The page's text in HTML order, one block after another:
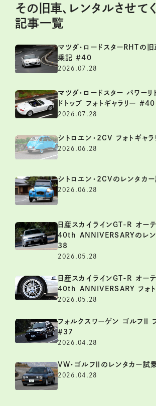
その旧車、レンタルさせて
記事一覧
マツダ・ロードスターRHTの
乗記 ＃40
2026.07.28
マツダ・ロードスター パワーリ
ドトップ フォトギャラリー ＃40
2026.07.28
シトロエン・2CV フォトギャ
2026.06.28
シトロエン・2CVのレンタカ
2026.06.28
日産スカイラインGT-R オー
40th ANNIVERSARYのレン
38
2026.05.28
日産スカイラインGT-R オー
40th ANNIVERSARY フォト
2026.05.28
フォルクスワーゲン ゴルフⅡ
＃37
2026.04.28
VW・ゴルフⅡのレンタカー試
2026.04.28